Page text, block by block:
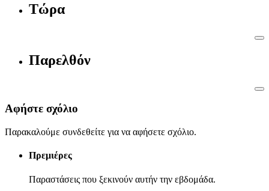
Τώρα
Παρελθόν
Αφήστε σχόλιο
Παρακαλούμε συνδεθείτε για να αφήσετε σχόλιο.
Πρεμιέρες
Παραστάσεις που ξεκινούν αυτήν την εβδομάδα.